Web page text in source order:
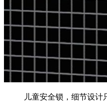
儿童安全锁，细节设计